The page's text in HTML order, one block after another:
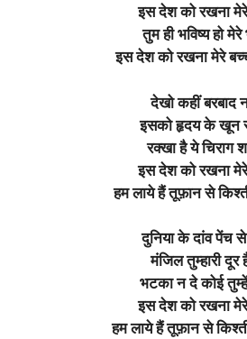
इस देश को रखना
तुम ही भविष्य हो
इस देश को रखना मेरे
देखो कहीं बरबाद
इसको हृदय के खून से
रक्खा है ये चिराग
इस देश को रखना
हम लाये हैं तूफ़ान से
दुनिया के दांव पेंच
मंजिल तुम्हारी दूर
भटका न दे कोई
इस देश को रखना
हम लाये हैं तूफ़ान से